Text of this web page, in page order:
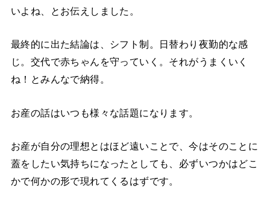
いよね、とお伝えしました。
最終的に出た結論は、シフト制。日替わり夜勤的な感
じ。交代で赤ちゃんを守っていく。それがうまくいく
ね！とみんなで納得。
お産の話はいつも様々な話題になります。
お産が自分の理想とはほど遠いことで、今はそのことに
蓋をしたい気持ちになったとしても、必ずいつかはどこ
かで何かの形で現れてくるはずです。